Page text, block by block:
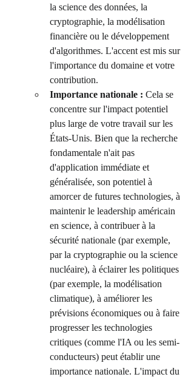
la science des données, la
cryptographie, la modélisation
financière ou le développement
d'algorithmes. L'accent est mis sur
l'importance du domaine et votre
contribution.
Importance nationale : Cela se
concentre sur l'impact potentiel
plus large de votre travail sur les
États-Unis. Bien que la recherche
fondamentale n'ait pas
d'application immédiate et
généralisée, son potentiel à
amorcer de futures technologies, à
maintenir le leadership américain
en science, à contribuer à la
sécurité nationale (par exemple,
par la cryptographie ou la science
nucléaire), à éclairer les politiques
(par exemple, la modélisation
climatique), à améliorer les
prévisions économiques ou à faire
progresser les technologies
critiques (comme l'IA ou les semi-
conducteurs) peut établir une
importance nationale. L'impact du